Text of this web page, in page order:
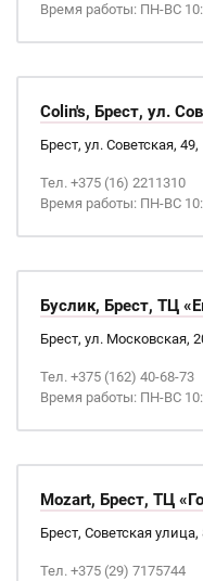
Время работы: ПН-ВС
Colin's, Брест, ул.
Брест, ул. Советская, 49,
Тел. +375 (16) 2211310
Время работы: ПН-ВС
Буслик, Брест, ТЦ
Брест, ул. Московская,
Тел. +375 (162) 40-68-73
Время работы: ПН-ВС
Mozart, Брест, ТЦ
Брест, Советская
Тел. +375 (29) 7175744